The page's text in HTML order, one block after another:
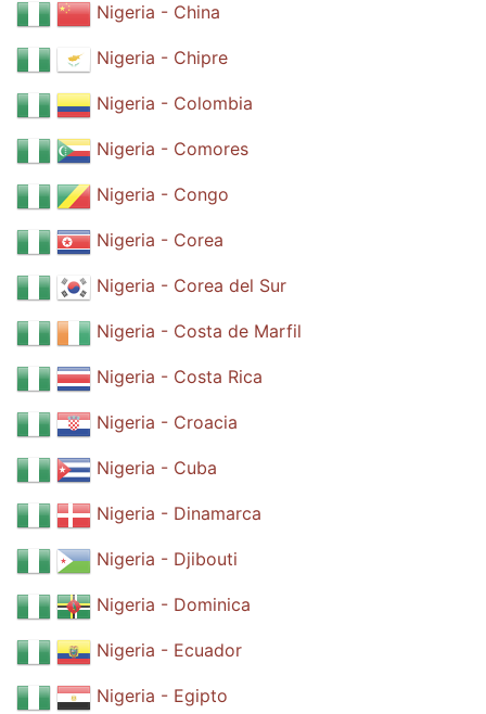
Nigeria - China
Nigeria - Chipre
Nigeria - Colombia
Nigeria - Comores
Nigeria - Congo
Nigeria - Corea
Nigeria - Corea del Sur
Nigeria - Costa de Marfil
Nigeria - Costa Rica
Nigeria - Croacia
Nigeria - Cuba
Nigeria - Dinamarca
Nigeria - Djibouti
Nigeria - Dominica
Nigeria - Ecuador
Nigeria - Egipto